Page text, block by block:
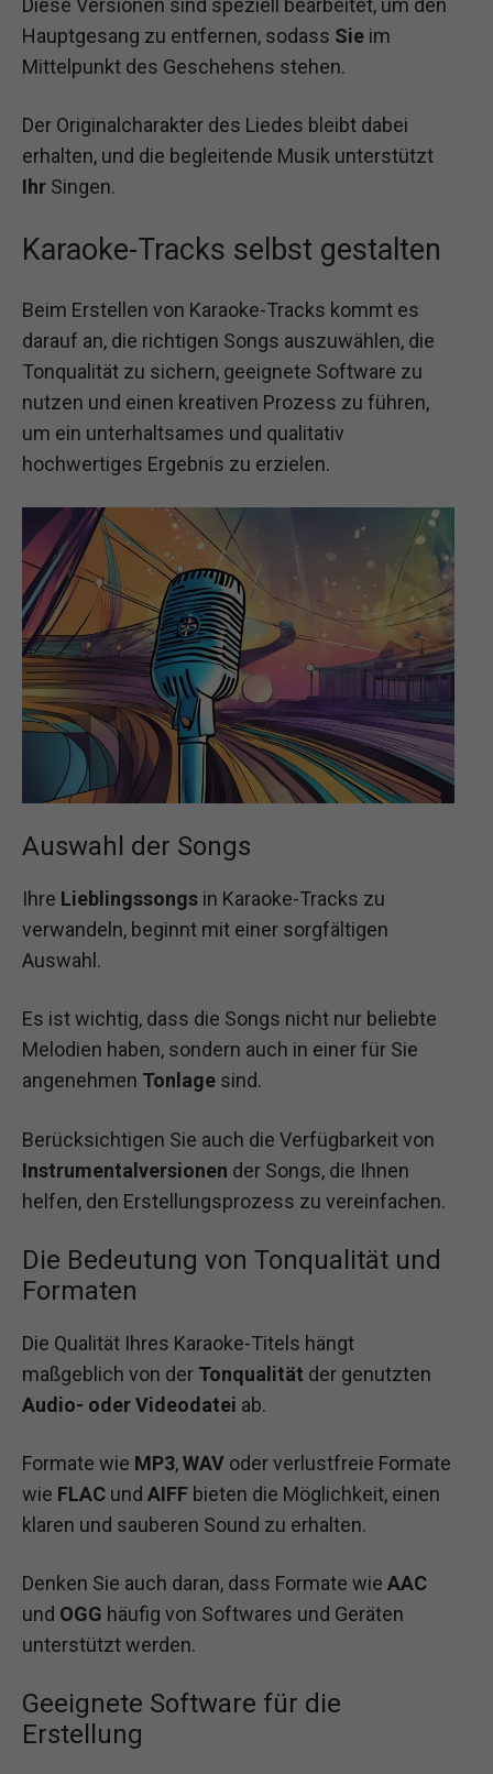
Diese Versionen sind speziell bearbeitet, um den
Hauptgesang zu entfernen, sodass Sie im
Mittelpunkt des Geschehens stehen.
Der Originalcharakter des Liedes bleibt dabei
erhalten, und die begleitende Musik unterstützt
Ihr Singen.
Karaoke-Tracks selbst gestalten
Beim Erstellen von Karaoke-Tracks kommt es
darauf an, die richtigen Songs auszuwählen, die
Tonqualität zu sichern, geeignete Software zu
nutzen und einen kreativen Prozess zu führen,
um ein unterhaltsames und qualitativ
hochwertiges Ergebnis zu erzielen.
Auswahl der Songs
Ihre Lieblingssongs in Karaoke-Tracks zu
verwandeln, beginnt mit einer sorgfältigen
Auswahl.
Es ist wichtig, dass die Songs nicht nur beliebte
Melodien haben, sondern auch in einer für Sie
angenehmen Tonlage sind.
Berücksichtigen Sie auch die Verfügbarkeit von
Instrumentalversionen der Songs, die Ihnen
helfen, den Erstellungsprozess zu vereinfachen.
Die Bedeutung von Tonqualität und
Formaten
Die Qualität Ihres Karaoke-Titels hängt
maßgeblich von der Tonqualität der genutzten
Audio- oder Videodatei ab.
Formate wie MP3,WAV oder verlustfreie Formate
wie FLAC und AIFF bieten die Möglichkeit, einen
klaren und sauberen Sound zu erhalten.
Denken Sie auch daran, dass Formate wie AAC
und OGG häufig von Softwares und Geräten
unterstützt werden.
Geeignete Software für die
Erstellung